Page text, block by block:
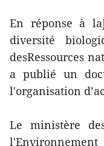
En réponse à
diversité
desRessources
a publié un
l'organisation
Le ministère